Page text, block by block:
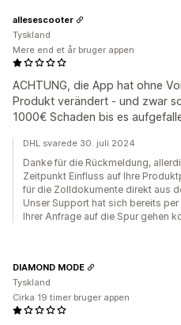
ACHTUNG, die App hat ohne
Produkt verändert - und zwar
1000€ Schaden bis es
allesescooter
Tyskland
Mere end et år bruger appen
DHL svarede 30. juli 2024
Danke für die Rückmeldung,
Zeitpunkt Einfluss auf Ihre
für die Zolldokumente direkt aus
Unser Support hat sich bereits
Ihrer Anfrage auf die Spur gehen
DIAMOND MODE
Tyskland
Cirka 19 timer bruger appen